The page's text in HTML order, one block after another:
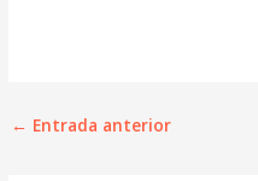
← Entrada anterior